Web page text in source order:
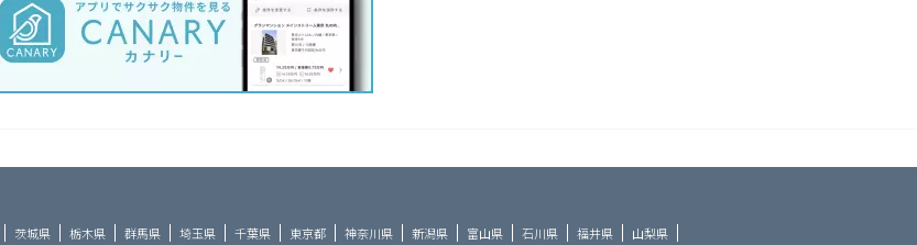
茨城県 栃木県 群馬県 埼玉県 千葉県 東京都 神奈川県 新潟県 富山県 石川県 福井県 山梨県